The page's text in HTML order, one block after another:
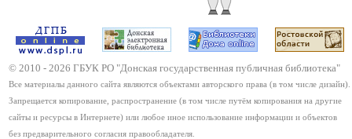
© 2010 - 2026 ГБУК РО "Донская государственная публичная библиотека"
Все материалы данного сайта являются объектами авторского права (в том числе дизайн).
Запрещается копирование, распространение (в том числе путём копирования на другие
сайты и ресурсы в Интернете) или любое иное использование информации и объектов
без предварительного согласия правообладателя.